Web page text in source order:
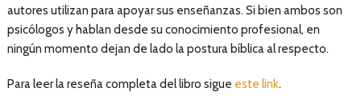
autores utilizan para apoyar sus enseñanzas. Si bien ambos son
psicólogos y hablan desde su conocimiento profesional, en
ningún momento dejan de lado la postura bíblica al respecto.
Para leer la reseña completa del libro sigue este link.